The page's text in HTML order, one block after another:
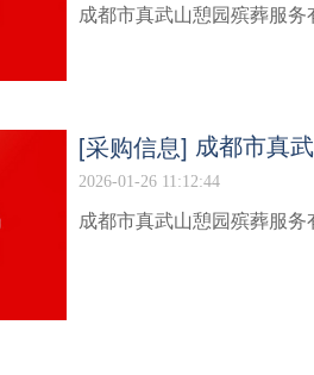
成都市真武山憩园殡葬服
[采购信息] 成都市真
2026-01-26 11:12:44
成都市真武山憩园殡葬服